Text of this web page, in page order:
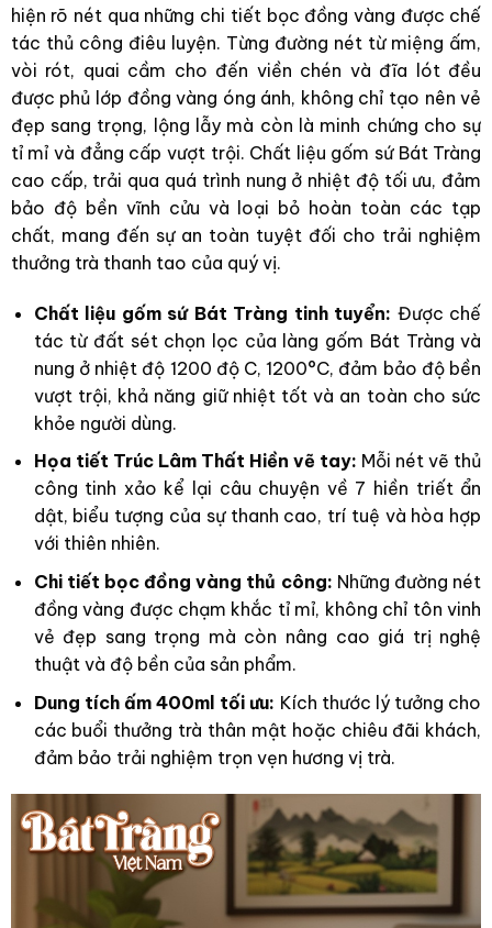
hiện rõ nét qua những chi tiết bọc đồng vàng được chế
tác thủ công điêu luyện. Từng đường nét từ miệng ấm,
vòi rót, quai cầm cho đến viền chén và đĩa lót đều
được phủ lớp đồng vàng óng ánh, không chỉ tạo nên vẻ
đẹp sang trọng, lộng lẫy mà còn là minh chứng cho sự
tỉ mỉ và đẳng cấp vượt trội. Chất liệu gốm sứ Bát Tràng
cao cấp, trải qua quá trình nung ở nhiệt độ tối ưu, đảm
bảo độ bền vĩnh cửu và loại bỏ hoàn toàn các tạp
chất, mang đến sự an toàn tuyệt đối cho trải nghiệm
thưởng trà thanh tao của quý vị.
Chất liệu gốm sứ Bát Tràng tinh tuyển: Được chế
tác từ đất sét chọn lọc của làng gốm Bát Tràng và
nung ở nhiệt độ 1200 độ C, 1200°C, đảm bảo độ bền
vượt trội, khả năng giữ nhiệt tốt và an toàn cho sức
khỏe người dùng.
Họa tiết Trúc Lâm Thất Hiền vẽ tay: Mỗi nét vẽ thủ
công tinh xảo kể lại câu chuyện về 7 hiền triết ẩn
dật, biểu tượng của sự thanh cao, trí tuệ và hòa hợp
với thiên nhiên.
Chi tiết bọc đồng vàng thủ công: Những đường nét
đồng vàng được chạm khắc tỉ mỉ, không chỉ tôn vinh
vẻ đẹp sang trọng mà còn nâng cao giá trị nghệ
thuật và độ bền của sản phẩm.
Dung tích ấm 400ml tối ưu: Kích thước lý tưởng cho
các buổi thưởng trà thân mật hoặc chiêu đãi khách,
đảm bảo trải nghiệm trọn vẹn hương vị trà.